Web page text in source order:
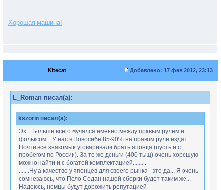
Хорошая машина!
Kitecat Добавлено: 17 фев 2012, 23:13
L_Roman писал(а):
kszorin писал(а):
Эх... Больше всего мучался именно между правым рулём и
фольксом... У нас в Новосибе 85-90% на правом руле ездят.
Почти все знакомые уговаривали брать японца (пусть и с
пробегом по России). За те же деньги (400 тыщ) очень хорошую
можно найти и с богатой комплектацией..........
.......Ну а качество у японцев для своего рынка - это да... Я очень
сомневаюсь, что Поло Седан нашей сборки будет таким же...
Надеюсь, немцы будут дорожить репутацией.